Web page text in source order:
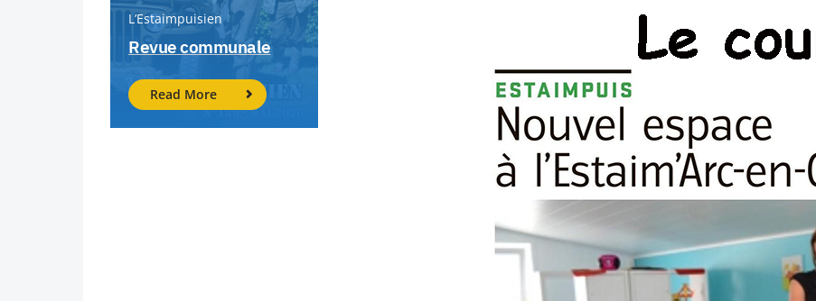
L’Estaimpuisien
Revue communale
Read More